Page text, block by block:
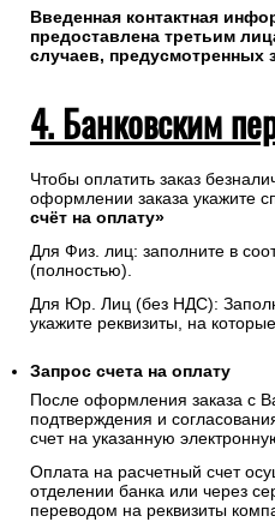
Введенная контактная
предоставлена третьим
случаев, предусмотренных
4. Банковским
Чтобы оплатить заказ
оформлении заказа укажите
счёт на оплату»
Для Физ. лиц: заполните в
(полностью).
Для Юр. Лиц (без НДС):
укажите реквизиты, на
Запрос счета на оплату
После оформления заказа с
подтверждения и
счет на указанную
Оплата на расчетный счет
отделении банка или через
переводом на реквизиты